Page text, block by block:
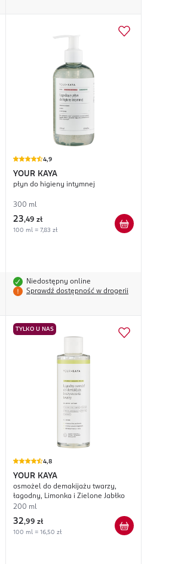
4,9
YOUR KAYA
płyn do higieny intymnej
300 ml
23,49 zł
100 ml = 7,83 zł
Niedostępny online
Sprawdź dostępność w drogerii
TYLKO U NAS
4,8
YOUR KAYA
osmożel do demakijażu twarzy,
łagodny, Limonka i Zielone Jabłko
200 ml
32,99 zł
100 ml = 16,50 zł